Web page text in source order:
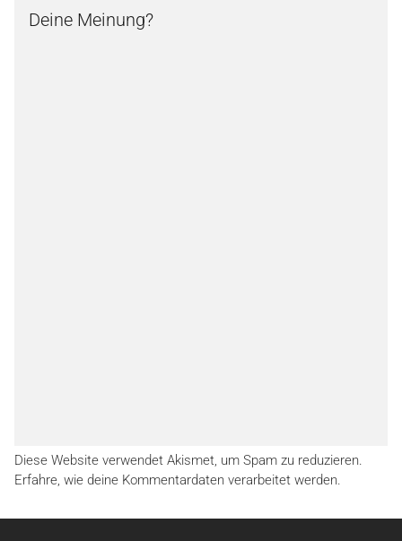
Deine Meinung?
Diese Website verwendet Akismet, um Spam zu reduzieren.
Erfahre, wie deine Kommentardaten verarbeitet werden.